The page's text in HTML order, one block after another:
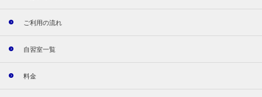
ご利用の流れ
自習室一覧
料金